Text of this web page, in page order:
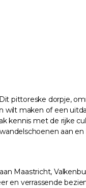
pittoreske dorpje,
wilt maken of een
kennis met de rijke
aan
Maastricht,
en verrassende